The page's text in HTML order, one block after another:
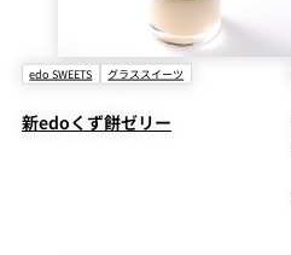
edo SWEETS グラススイーツ
新edoくず餅ゼリー